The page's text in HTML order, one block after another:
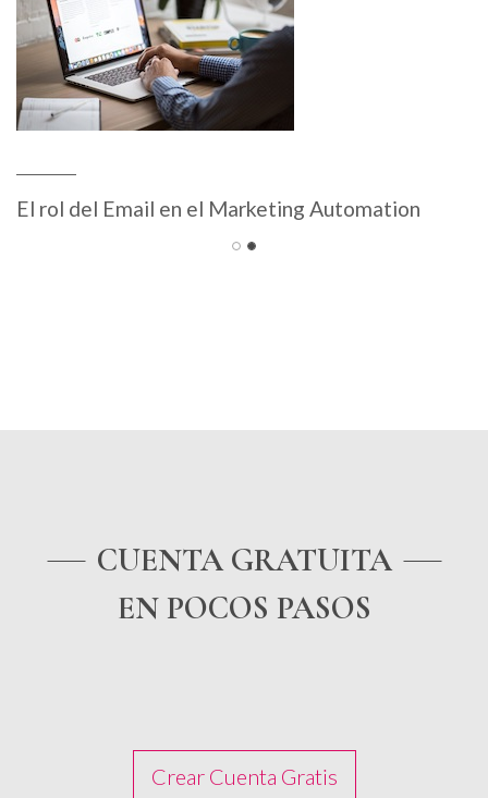
El rol del Email en el Marketing Automation
CUENTA GRATUITA
EN POCOS PASOS
Crear Cuenta Gratis